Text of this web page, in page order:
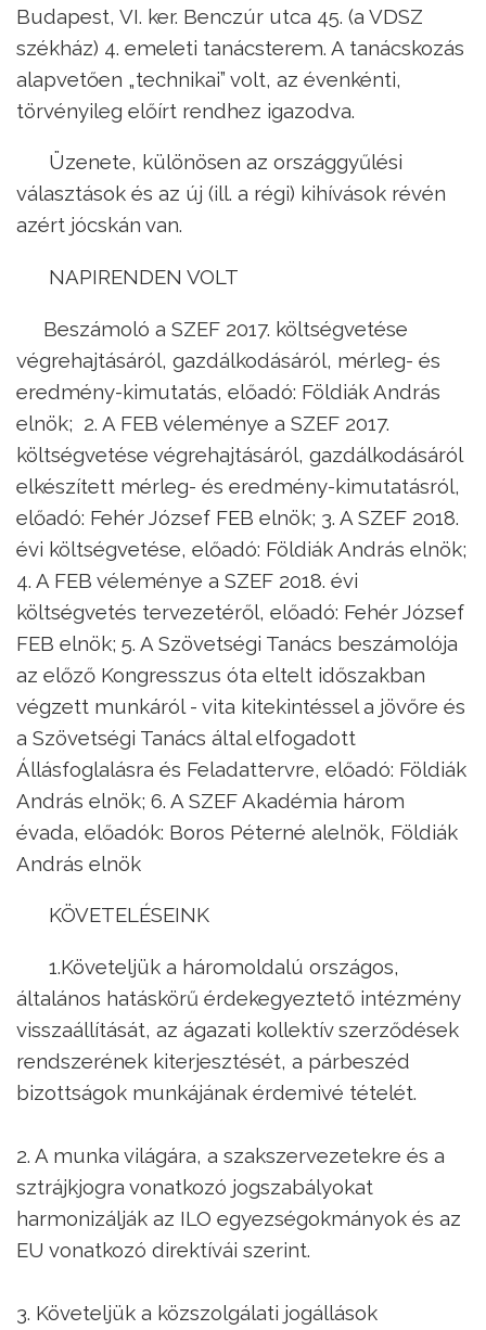
Budapest, VI. ker. Benczúr utca 45. (a VDSZ
székház) 4. emeleti tanácsterem. A tanácskozás
alapvetően „technikai” volt, az évenkénti,
törvényileg előírt rendhez igazodva.
Üzenete, különösen az országgyűlési
választások és az új (ill. a régi) kihívások révén
azért jócskán van.
NAPIRENDEN VOLT
Beszámoló a SZEF 2017. költségvetése
végrehajtásáról, gazdálkodásáról, mérleg- és
eredmény-kimutatás, előadó: Földiák András
elnök; 2. A FEB véleménye a SZEF 2017.
költségvetése végrehajtásáról, gazdálkodásáról
elkészített mérleg- és eredmény-kimutatásról,
előadó: Fehér József FEB elnök; 3. A SZEF 2018.
évi költségvetése, előadó: Földiák András elnök;
4. A FEB véleménye a SZEF 2018. évi
költségvetés tervezetéről, előadó: Fehér József
FEB elnök; 5. A Szövetségi Tanács beszámolója
az előző Kongresszus óta eltelt időszakban
végzett munkáról - vita kitekintéssel a jövőre és
a Szövetségi Tanács által elfogadott
Állásfoglalásra és Feladattervre, előadó: Földiák
András elnök; 6. A SZEF Akadémia három
évada, előadók: Boros Péterné alelnök, Földiák
András elnök
KÖVETELÉSEINK
1.Követeljük a háromoldalú országos,
általános hatáskörű érdekegyeztető intézmény
visszaállítását, az ágazati kollektív szerződések
rendszerének kiterjesztését, a párbeszéd
bizottságok munkájának érdemivé tételét.
2. A munka világára, a szakszervezetekre és a
sztrájkjogra vonatkozó jogszabályokat
harmonizálják az ILO egyezségokmányok és az
EU vonatkozó direktívái szerint.
3. Követeljük a közszolgálati jogállások